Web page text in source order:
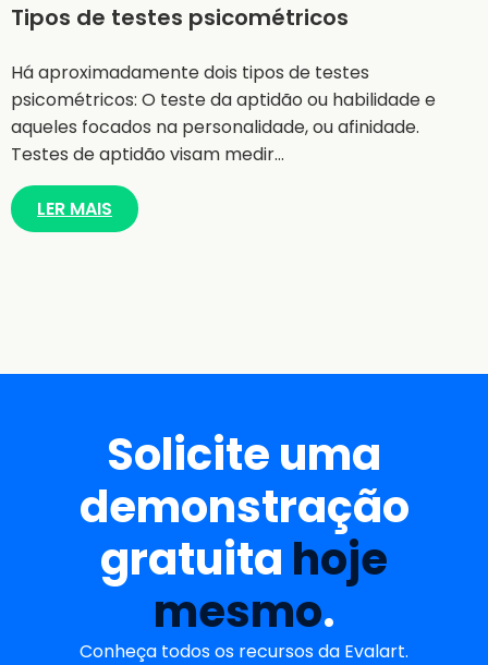
Tipos de testes psicométricos
Há aproximadamente dois tipos de testes
psicométricos: O teste da aptidão ou habilidade e
aqueles focados na personalidade, ou afinidade.
Testes de aptidão visam medir…
LER MAIS
Solicite uma
demonstração
gratuita hoje
mesmo.
Conheça todos os recursos da Evalart.